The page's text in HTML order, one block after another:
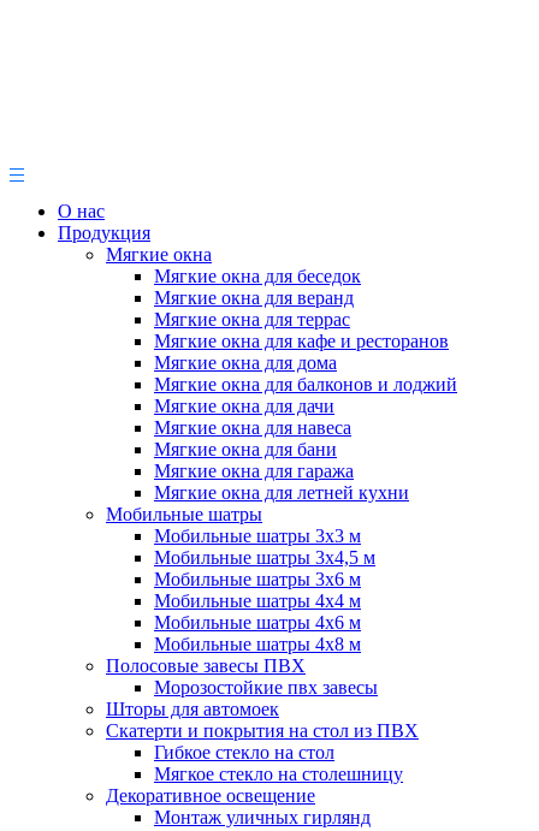
О нас
Продукция
Мягкие окна
Мягкие окна для беседок
Мягкие окна для веранд
Мягкие окна для террас
Мягкие окна для кафе и ресторанов
Мягкие окна для дома
Мягкие окна для балконов и лоджий
Мягкие окна для дачи
Мягкие окна для навеса
Мягкие окна для бани
Мягкие окна для гаража
Мягкие окна для летней кухни
Мобильные шатры
Мобильные шатры 3х3 м
Мобильные шатры 3х4,5 м
Мобильные шатры 3х6 м
Мобильные шатры 4х4 м
Мобильные шатры 4х6 м
Мобильные шатры 4х8 м
Полосовые завесы ПВХ
Морозостойкие пвх завесы
Шторы для автомоек
Скатерти и покрытия на стол из ПВХ
Гибкое стекло на стол
Мягкое стекло на столешницу
Декоративное освещение
Монтаж уличных гирлянд